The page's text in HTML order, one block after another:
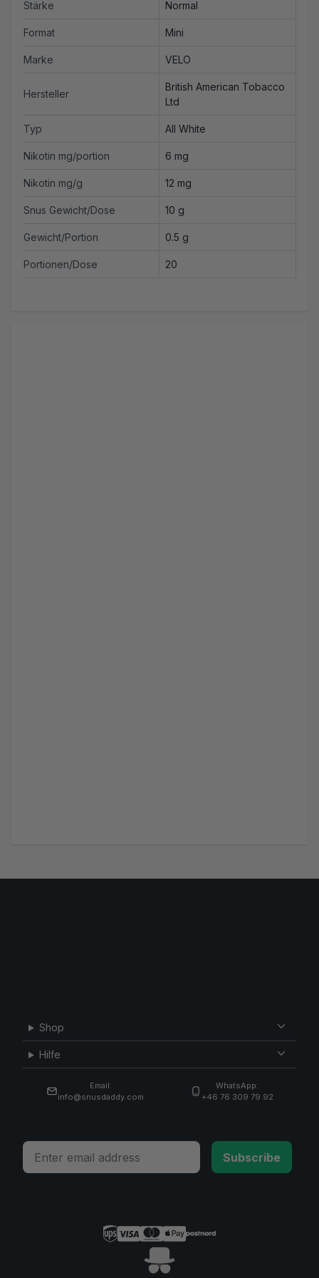
Stärke Normal
Format Mini
Marke VELO
Hersteller
British American Tobacco
Ltd
Typ All White
Nikotin mg/portion 6 mg
Nikotin mg/g 12 mg
Snus Gewicht/Dose 10 g
Gewicht/Portion 0.5 g
Portionen/Dose 20
Shop
Hilfe
Email:
info@snusdaddy.com
WhatsApp:
+46 76 309 79 92
Email
Subscribe